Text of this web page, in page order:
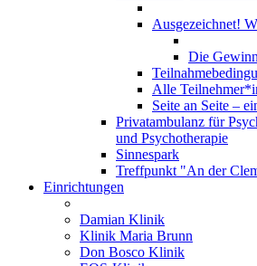
Ausgezeichnet!
Die
Alle
Seite an Seite –
Privatambulanz für
und Psychotherapie
Sinnespark
Treffpunkt "An der
Einrichtungen
Damian Klinik
Klinik Maria Brunn
Don Bosco Klinik